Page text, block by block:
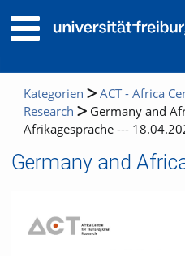
Kategorien
ACT - Africa
Research
Germany and
Afrikagespräche ---